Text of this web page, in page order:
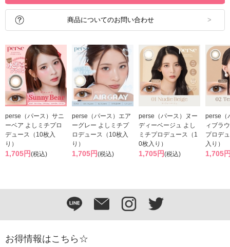
商品についてのお問い合わせ
perse（パース）サニ
ーベア よしミチプロ
デュース（10枚入
り）
1,705円(税込)
perse（パース）エア
ーグレー よしミチプ
ロデュース（10枚入
り）
1,705円(税込)
perse（パース）ヌー
ディーベージュ よし
ミチプロデュース（1
0枚入り）
1,705円(税込)
perse（
ィブラ
プロデ
入り）
1,705
お得情報はこちら☆